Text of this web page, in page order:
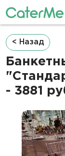
Строка
навигации
< Назад
- 3881